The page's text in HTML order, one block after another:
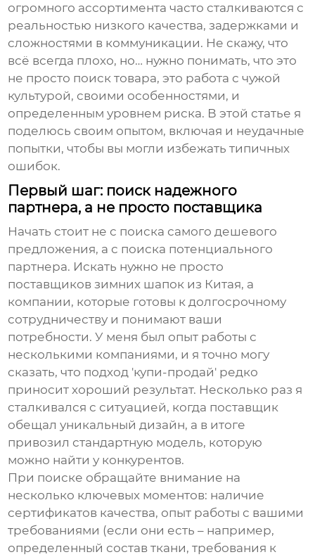
огромного ассортимента часто сталкиваются с
реальностью низкого качества, задержками и
сложностями в коммуникации. Не скажу, что
всё всегда плохо, но… нужно понимать, что это
не просто поиск товара, это работа с чужой
культурой, своими особенностями, и
определенным уровнем риска. В этой статье я
поделюсь своим опытом, включая и неудачные
попытки, чтобы вы могли избежать типичных
ошибок.
Первый шаг: поиск надежного
партнера, а не просто поставщика
Начать стоит не с поиска самого дешевого
предложения, а с поиска потенциального
партнера. Искать нужно не просто
поставщиков зимних шапок из Китая, а
компании, которые готовы к долгосрочному
сотрудничеству и понимают ваши
потребности. У меня был опыт работы с
несколькими компаниями, и я точно могу
сказать, что подход 'купи-продай' редко
приносит хороший результат. Несколько раз я
сталкивался с ситуацией, когда поставщик
обещал уникальный дизайн, а в итоге
привозил стандартную модель, которую
можно найти у конкурентов.
При поиске обращайте внимание на
несколько ключевых моментов: наличие
сертификатов качества, опыт работы с вашими
требованиями (если они есть – например,
определенный состав ткани, требования к